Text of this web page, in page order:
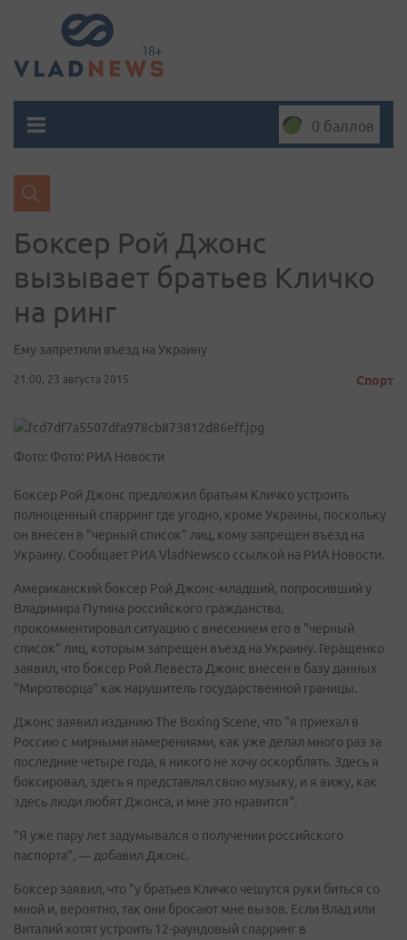
0 баллов
Боксер Рой Джонс
вызывает братьев Кличко
на ринг
Ему запретили въезд на Украину
21:00, 23 августа 2015 Спорт
Фото: Фото: РИА Новости
Боксер Рой Джонс предложил братьям Кличко устроить
полноценный спарринг где угодно, кроме Украины, поскольку
он внесен в "черный список" лиц, кому запрещен въезд на
Украину. Сообщает РИА VladNewsсо ссылкой на РИА Новости.
Американский боксер Рой Джонс-младший, попросивший у
Владимира Путина российского гражданства,
прокомментировал ситуацию с внесением его в "черный
список" лиц, которым запрещен въезд на Украину. Геращенко
заявил, что боксер Рой Левеста Джонс внесен в базу данных
"Миротворца" как нарушитель государственной границы.
Джонс заявил изданию The Boxing Scene, что "я приехал в
Россию с мирными намерениями, как уже делал много раз за
последние четыре года, я никого не хочу оскорблять. Здесь я
боксировал, здесь я представлял свою музыку, и я вижу, как
здесь люди любят Джонса, и мне это нравится".
"Я уже пару лет задумывался о получении российского
паспорта", — добавил Джонс.
Боксер заявил, что "у братьев Кличко чешутся руки биться со
мной и, вероятно, так они бросают мне вызов. Если Влад или
Виталий хотят устроить 12-раундовый спарринг в